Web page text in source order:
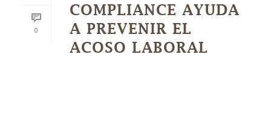
0
COMPLIANCE AYUDA
A PREVENIR EL
ACOSO LABORAL